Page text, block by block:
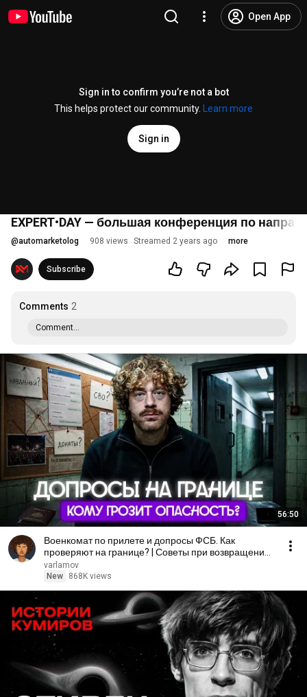
Open App
Sign in to confirm you’re not a bot
This helps protect our community.
Learn more
Sign in
EXPERT•DAY — большая конференция по
@automarketolog 908 views Streamed 2 years ago more
Subscribe
Comments 2
Comment...
56:50
Военкомат по прилете и допросы ФСБ. Как
проверяют на границе? | Советы при возвращении
в Россию
varlamov
New
868K views